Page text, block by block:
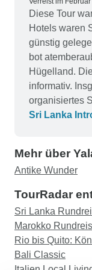
empfehlen
die Mönche so
Dankeschön
einem so
gemacht hat,
die Tour organisiert
weiteren Ihrer
nächstes Jahr
Diese Tour
Hotels waren
günstig
bot
Hügelland.
informativ.
organisiertes
Sri Lanka
Mehr über
Antike Wunder
TourRadar
Sri Lanka
Marokko
Rio bis Quito:
Bali Classic